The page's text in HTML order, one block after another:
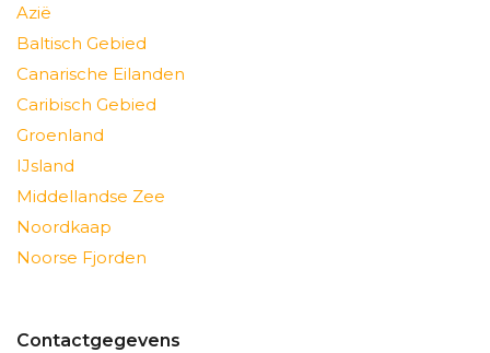
Azië
Baltisch Gebied
Canarische Eilanden
Caribisch Gebied
Groenland
IJsland
Middellandse Zee
Noordkaap
Noorse Fjorden
Contactgegevens